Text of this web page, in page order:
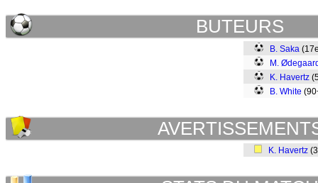
BUTEURS
B. Saka
M.
K. Havertz
B. White
K. Havertz